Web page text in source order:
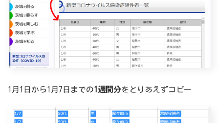
1月1日から1月7日までの1週間分をとりあえずコピー